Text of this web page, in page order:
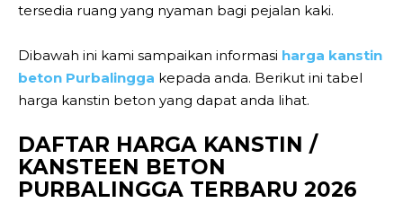
tersedia ruang yang nyaman bagi pejalan kaki.
Dibawah ini kami sampaikan informasi harga kanstin
beton Purbalingga kepada anda. Berikut ini tabel
harga kanstin beton yang dapat anda lihat.
DAFTAR HARGA KANSTIN /
KANSTEEN BETON
PURBALINGGA TERBARU 2026